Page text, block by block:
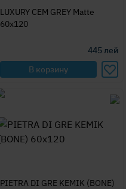
LUXURY CEM GREY Matte
60x120
445лей
В корзину
PIETRA DI GRE KEMIK (BONE)